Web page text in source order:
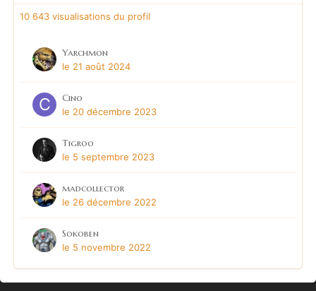
10 643 visualisations du profil
Yarchmon
le 21 août 2024
Cino
le 20 décembre 2023
Tigroo
le 5 septembre 2023
madcollector
le 26 décembre 2022
Sokoben
le 5 novembre 2022